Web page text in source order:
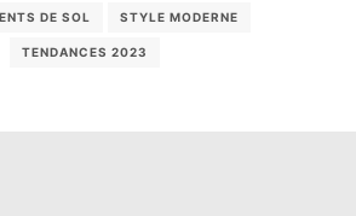
DE SOL STYLE MODERNE
TENDANCES 2023